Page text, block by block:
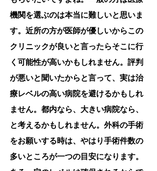
機関を選ぶのは本当に難しいと思いま
す。近所の方が医師が優しいからこの
クリニックが良いと言ったらそこに行
く可能性が高いかもしれません。評判
が悪いと聞いたからと言って、実は治
療レベルの高い病院を避けるかもしれ
ません。都内なら、大きい病院なら、
と考えるかもしれません。外科の手術
をお願いする時は、やはり手術件数の
多いところが一つの目安になります。